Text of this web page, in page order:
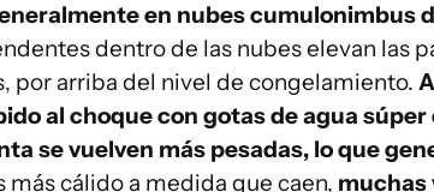
en nubes cumulonimbus
dentro de las nubes elevan las
por arriba del nivel de congelamiento.
al choque con gotas de agua
se vuelven más pesadas, lo que
más cálido a medida que caen, muchas